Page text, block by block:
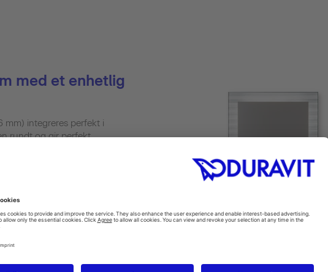
med et enhetlig
mm) integreres perfekt i
rundt og gir perfekt
i baderommet.
av Cape Cod-
i seriene Starck 1,
– slik at man får et komplett
krevende estetiske